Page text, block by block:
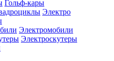
Гольф-кары
Электро
Электромобили
Электроскутеры